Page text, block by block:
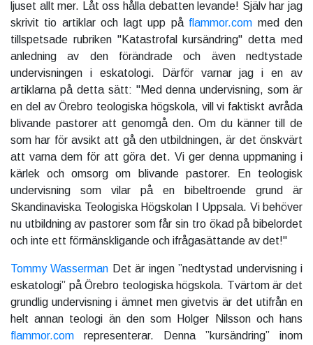
ljuset allt mer. Låt oss hålla debatten levande! Själv har jag
skrivit tio artiklar och lagt upp på flammor.com med den
tillspetsade rubriken "Katastrofal kursändring" detta med
anledning av den förändrade och även nedtystade
undervisningen i eskatologi. Därför varnar jag i en av
artiklarna på detta sätt: "Med denna undervisning, som är
en del av Örebro teologiska högskola, vill vi faktiskt avråda
blivande pastorer att genomgå den. Om du känner till de
som har för avsikt att gå den utbildningen, är det önskvärt
att varna dem för att göra det. Vi ger denna uppmaning i
kärlek och omsorg om blivande pastorer. En teologisk
undervisning som vilar på en bibeltroende grund är
Skandinaviska Teologiska Högskolan I Uppsala. Vi behöver
nu utbildning av pastorer som får sin tro ökad på bibelordet
och inte ett förmänskligande och ifrågasättande av det!"
Tommy Wasserman Det är ingen ”nedtystad undervisning i
eskatologi” på Örebro teologiska högskola. Tvärtom är det
grundlig undervisning i ämnet men givetvis är det utifrån en
helt annan teologi än den som Holger Nilsson och hans
flammor.com representerar. Denna ”kursändring” inom